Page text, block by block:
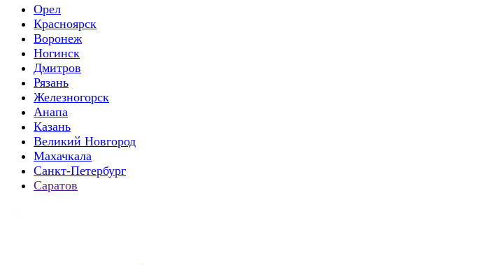
Орел
Красноярск
Воронеж
Ногинск
Дмитров
Рязань
Железногорск
Анапа
Казань
Великий Новгород
Махачкала
Санкт-Петербург
Саратов